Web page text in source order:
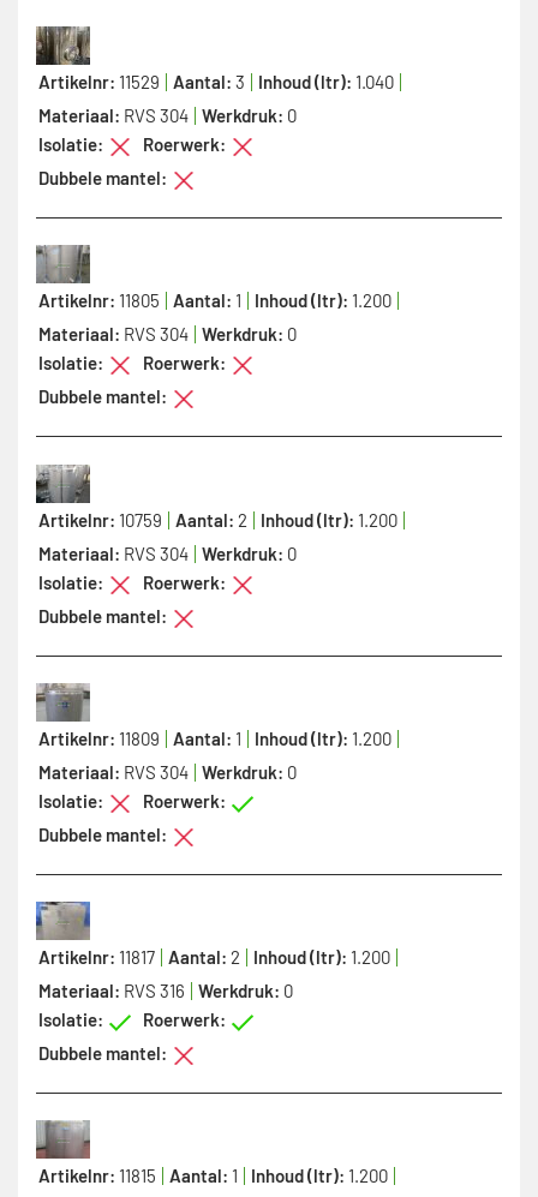
Artikelnr: 11529 Aantal: 3 Inhoud (ltr): 1.040
Materiaal: RVS 304 Werkdruk: 0
Isolatie:
Roerwerk:
Dubbele mantel:
Artikelnr: 11805 Aantal: 1 Inhoud (ltr): 1.200
Materiaal: RVS 304 Werkdruk: 0
Isolatie:
Roerwerk:
Dubbele mantel:
Artikelnr: 10759 Aantal: 2 Inhoud (ltr): 1.200
Materiaal: RVS 304 Werkdruk: 0
Isolatie:
Roerwerk:
Dubbele mantel:
Artikelnr: 11809 Aantal: 1 Inhoud (ltr): 1.200
Materiaal: RVS 304 Werkdruk: 0
Isolatie:
Roerwerk:
Dubbele mantel:
Artikelnr: 11817 Aantal: 2 Inhoud (ltr): 1.200
Materiaal: RVS 316 Werkdruk: 0
Isolatie:
Roerwerk:
Dubbele mantel:
Artikelnr: 11815 Aantal: 1 Inhoud (ltr): 1.200